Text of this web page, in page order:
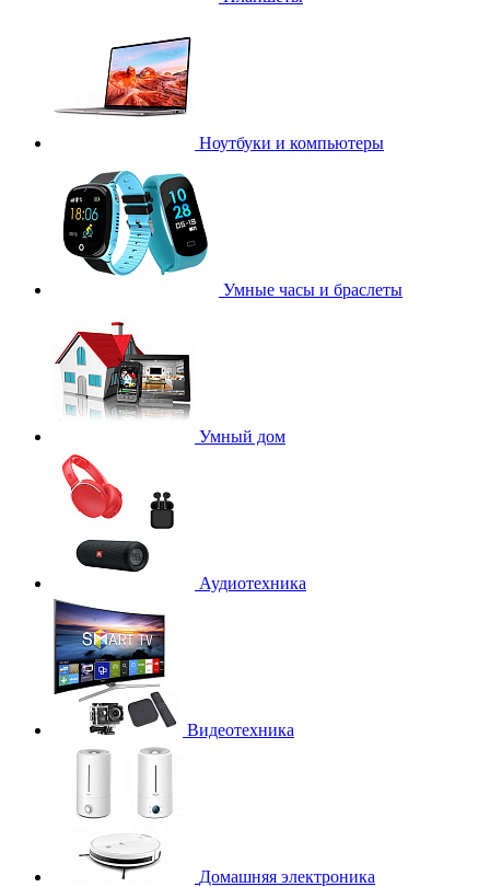
Ноутбуки и компьютеры
Умные часы и браслеты
Умный дом
Аудиотехника
Видеотехника
Домашняя электроника